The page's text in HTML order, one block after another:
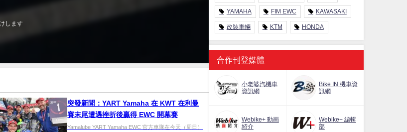
します
突發新聞：YART Yamaha 在 KWT 在利曼
賽末尾遭遇挫折後贏得 EWC 開幕賽
Yamalube YART Yamaha EWC 官方車隊在今天（周日）
YAMAHA FIM EWC KAWASAKI
改裝車輛 KTM HONDA
合作刊登媒體
小老婆汽機車
資訊網
Bike IN 機車資
訊網
Webike+ 動画
紹介
Webike+ 編輯
部